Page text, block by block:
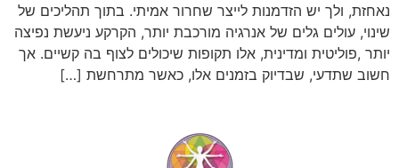
נאחזת, ולך יש הזדמנות לייצר שחרור אמיתי. בתוך תהליכים של
שינוי, עולים גלים של אנרגיה מורכבת יותר, הקרקע ניעשת נפיצה
יותר ,פוליטית ומדינית, אלו תקופות שיכולים לצוף בה קשיים. אך
חשוב שתדעי, שבדיוק בזמנים אלו, כאשר מתרחשת […]